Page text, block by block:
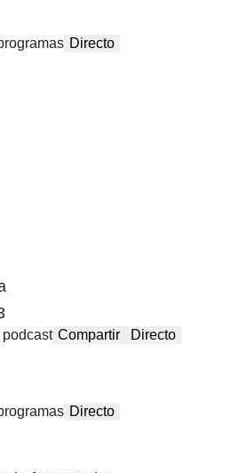
Directo
podcast Compartir Directo
Directo